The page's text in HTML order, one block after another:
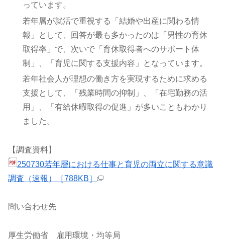
っています。
若年層が就活で重視する「結婚や出産に関わる情
報」として、回答が最も多かったのは「男性の育休
取得率」で、次いで「育休取得者へのサポート体
制」、「育児に関する支援内容」となっています。
若年社会人が理想の働き方を実現するために求める
支援として、「残業時間の抑制」、「在宅勤務の活
用」、「有給休暇取得の促進」が多いこともわかり
ました。
【調査資料】
250730若年層における仕事と育児の両立に関する意識
調査（速報）［788KB］
問い合わせ先
厚生労働省 雇用環境・均等局